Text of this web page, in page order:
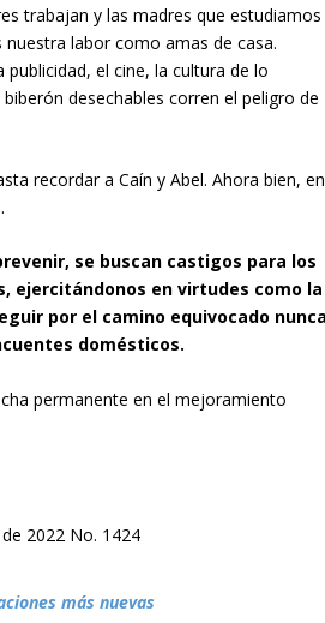
trabajan y las madres que estudiamos
labor como amas de casa.
el cine, la cultura de lo
desechables corren el peligro de
recordar a Caín y Abel. Ahora bien, en
se buscan castigos para los
ejercitándonos en virtudes como la
por el camino equivocado
domésticos.
permanente en el mejoramiento
2022 No. 1424
más nuevas